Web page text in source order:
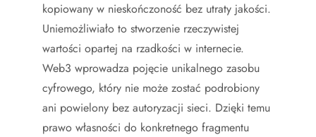
kopiowany w nieskończoność bez utraty jakości.
Uniemożliwiało to stworzenie rzeczywistej
wartości opartej na rzadkości w internecie.
Web3 wprowadza pojęcie unikalnego zasobu
cyfrowego, który nie może zostać podrobiony
ani powielony bez autoryzacji sieci. Dzięki temu
prawo własności do konkretnego fragmentu